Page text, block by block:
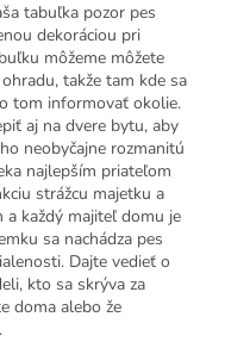
tabuľka pozor pes
dekoráciou pri
môžeme môžete
takže tam kde sa
tom informovať okolie.
aj na dvere bytu, aby
neobyčajne rozmanitú
najlepším priateľom
strážcu majetku a
a každý majiteľ domu je
sa nachádza pes
Dajte vedieť o
kto sa skrýva za
doma alebo že